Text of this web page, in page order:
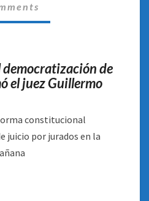
LA
PROVINCIA
democratización de
el juez Guillermo